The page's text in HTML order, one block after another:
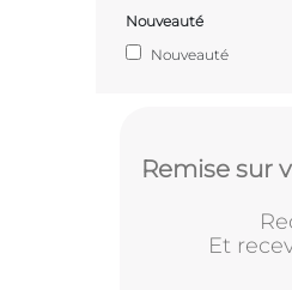
Nouveauté
Nouveauté
Remise sur
Et